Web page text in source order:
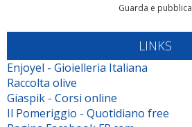
Guarda e pubblica
LINKS
Enjoyel - Gioielleria Italiana
Raccolta olive
Giaspik - Corsi online
Il Pomeriggio - Quotidiano free